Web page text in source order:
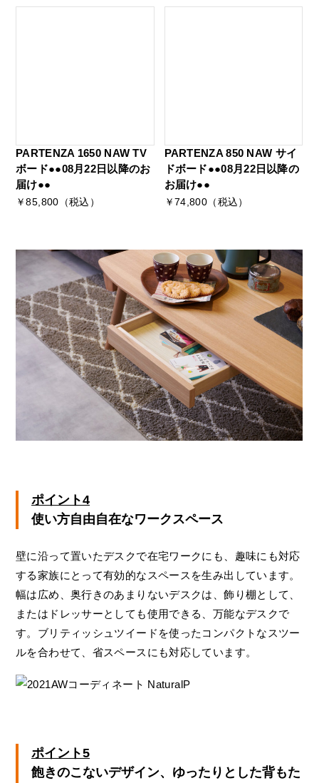
PARTENZA 1650 NAW TV
ボード●●08月22日以降のお
届け●●
￥85,800（税込）
PARTENZA 850 NAW サイ
ドボード●●08月22日以降の
お届け●●
￥74,800（税込）
ポイント4
使い方自由自在なワークスペース
壁に沿って置いたデスクで在宅ワークにも、趣味にも対応
する家族にとって有効的なスペースを生み出しています。
幅は広め、奥行きのあまりないデスクは、飾り棚として、
またはドレッサーとしても使用できる、万能なデスクで
す。ブリティッシュツイードを使ったコンパクトなスツー
ルを合わせて、省スペースにも対応しています。
ポイント5
飽きのこないデザイン、ゆったりとした背もた